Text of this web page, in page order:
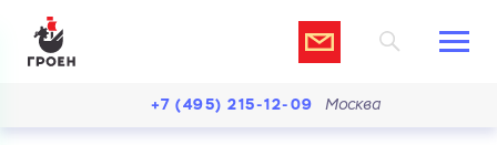
+7 (495) 215-12-09 Москва